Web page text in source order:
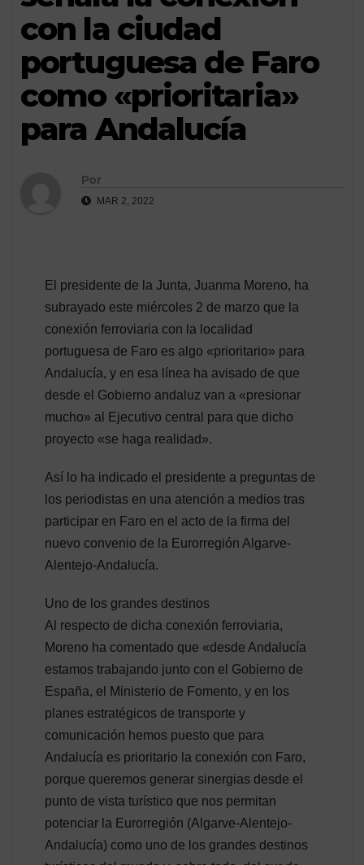
con la ciudad
portuguesa de Faro
como «prioritaria»
para Andalucía
Por
MAR 2, 2022
El presidente de la Junta, Juanma Moreno, ha
subrayado este miércoles 2 de marzo que la
conexión ferroviaria con la localidad
portuguesa de Faro es algo «prioritario» para
Andalucía, y en esa línea ha avisado de que
desde el Gobierno andaluz van a «presionar
mucho» al Ejecutivo central para que dicho
proyecto «se haga realidad».
Así lo ha indicado el presidente a preguntas de
los periodistas en una atención a medios tras
participar en Faro en el acto de la firma del
nuevo convenio de la Eurorregión Algarve-
Alentejo-Andalucía.
Uno de los grandes destinos
Al respecto de dicha conexión ferroviaria,
Moreno ha comentado que «desde Andalucía
estamos trabajando junto con el Gobierno de
España, el Ministerio de Fomento, y en los
planes estratégicos de transporte y
comunicación hemos puesto que para
Andalucía es prioritario la conexión con Faro,
porque queremos generar sinergias desde el
punto de vista turístico que nos permitan
potenciar la Eurorregión (Algarve-Alentejo-
Andalucía) como uno de los grandes destinos